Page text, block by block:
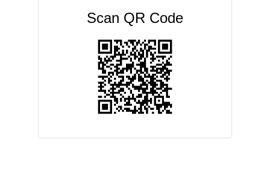
Scan QR Code